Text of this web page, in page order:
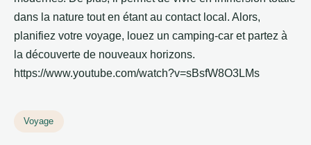
dans la nature tout en étant au contact local. Alors,
planifiez votre voyage, louez un camping-car et partez à
la découverte de nouveaux horizons.
https://www.youtube.com/watch?v=sBsfW8O3LMs
Voyage